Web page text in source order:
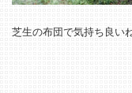
芝生の布団で気持ち良